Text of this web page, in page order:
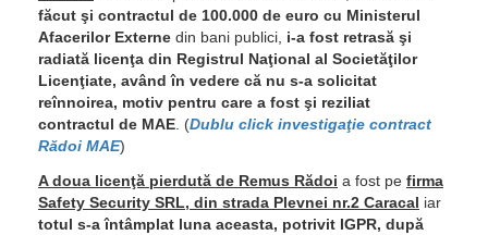
făcut şi contractul de 100.000 de euro cu Ministerul
Afacerilor Externe din bani publici, i-a fost retrasă şi
radiată licenţa din Registrul Naţional al Societăţilor
Licenţiate, având în vedere că nu s-a solicitat
reînnoirea, motiv pentru care a fost şi reziliat
contractul de MAE . (Dublu click investigaţie contract
Rădoi MAE)
A doua licenţă pierdută de Remus Rădoi a fost pe firma
Safety Security SRL, din strada Plevnei nr.2 Caracal iar
totul s-a întâmplat luna aceasta, potrivit IGPR, după